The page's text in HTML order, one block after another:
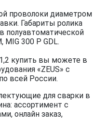
проволоки диаметром
Габариты ролика
полуавтоматической
MIG 300 P GDL.
купить вы можете в
«ZEUS» с
всей России.
для сварки в
ассортимент с
онлайн заказ,